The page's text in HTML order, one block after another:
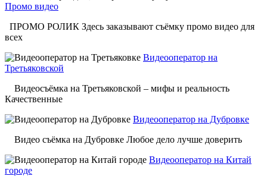
Промо видео
ПРОМО РОЛИК Здесь заказывают съёмку промо видео для
всех
Видеооператор на
Третьяковской
Видеосъёмка на Третьяковской – мифы и реальность
Качественные
Видеооператор на Дубровке
Видео съёмка на Дубровке Любое дело лучше доверить
Видеооператор на Китай
городе